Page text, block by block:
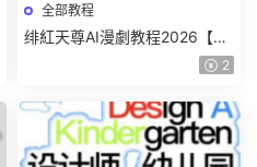
全部教程
绯紅天尊AI漫劇教程2026【畫
2